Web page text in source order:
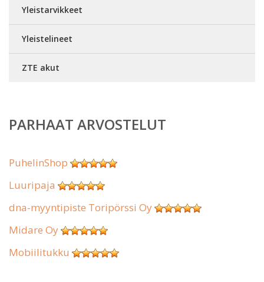
Yleistarvikkeet
Yleistelineet
ZTE akut
PARHAAT ARVOSTELUT
PuhelinShop
Luuripaja
dna-myyntipiste Toripörssi Oy
Midare Oy
Mobiilitukku